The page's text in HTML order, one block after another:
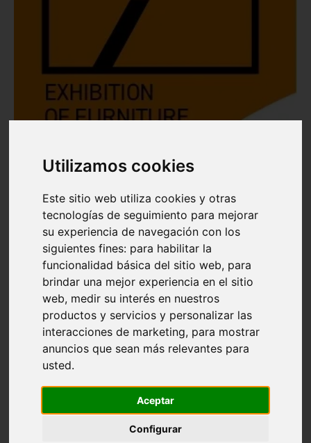
Utilizamos cookies
Este sitio web utiliza cookies y otras
tecnologías de seguimiento para mejorar
su experiencia de navegación con los
siguientes fines: para habilitar la
funcionalidad básica del sitio web, para
brindar una mejor experiencia en el sitio
web, medir su interés en nuestros
productos y servicios y personalizar las
interacciones de marketing, para mostrar
anuncios que sean más relevantes para
usted.
Aceptar
Configurar